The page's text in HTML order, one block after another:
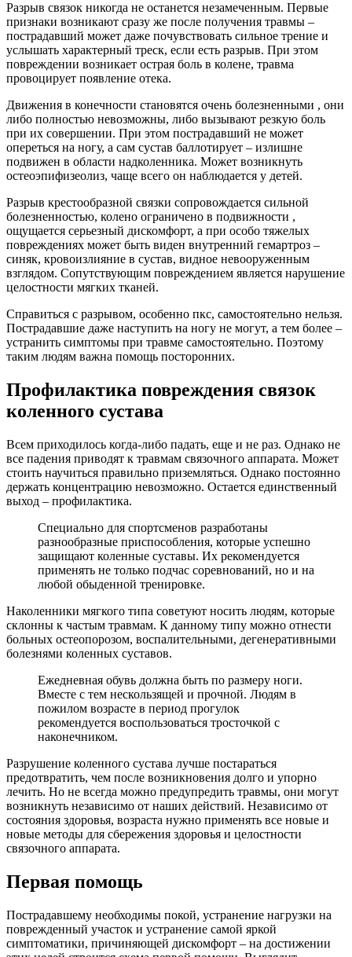
Разрыв связок никогда не останется незамеченным. Первые
признаки возникают сразу же после получения травмы –
пострадавший может даже почувствовать сильное трение и
услышать характерный треск, если есть разрыв. При этом
повреждении возникает острая боль в колене, травма
провоцирует появление отека.
Движения в конечности становятся очень болезненными , они
либо полностью невозможны, либо вызывают резкую боль
при их совершении. При этом пострадавший не может
опереться на ногу, а сам сустав баллотирует – излишне
подвижен в области надколенника. Может возникнуть
остеоэпифизеолиз, чаще всего он наблюдается у детей.
Разрыв крестообразной связки сопровождается сильной
болезненностью, колено ограничено в подвижности ,
ощущается серьезный дискомфорт, а при особо тяжелых
повреждениях может быть виден внутренний гемартроз –
синяк, кровоизлияние в сустав, видное невооруженным
взглядом. Сопутствующим повреждением является нарушение
целостности мягких тканей.
Справиться с разрывом, особенно пкс, самостоятельно нельзя.
Пострадавшие даже наступить на ногу не могут, а тем более –
устранить симптомы при травме самостоятельно. Поэтому
таким людям важна помощь посторонних.
Профилактика повреждения связок
коленного сустава
Всем приходилось когда-либо падать, еще и не раз. Однако не
все падения приводят к травмам связочного аппарата. Может
стоить научиться правильно приземляться. Однако постоянно
держать концентрацию невозможно. Остается единственный
выход – профилактика.
Специально для спортсменов разработаны
разнообразные приспособления, которые успешно
защищают коленные суставы. Их рекомендуется
применять не только подчас соревнований, но и на
любой обыденной тренировке.
Наколенники мягкого типа советуют носить людям, которые
склонны к частым травмам. К данному типу можно отнести
больных остеопорозом, воспалительными, дегенеративными
болезнями коленных суставов.
Ежедневная обувь должна быть по размеру ноги.
Вместе с тем нескользящей и прочной. Людям в
пожилом возрасте в период прогулок
рекомендуется воспользоваться тросточкой с
наконечником.
Разрушение коленного сустава лучше постараться
предотвратить, чем после возникновения долго и упорно
лечить. Но не всегда можно предупредить травмы, они могут
возникнуть независимо от наших действий. Независимо от
состояния здоровья, возраста нужно применять все новые и
новые методы для сбережения здоровья и целостности
связочного аппарата.
Первая помощь
Пострадавшему необходимы покой, устранение нагрузки на
поврежденный участок и устранение самой яркой
симптоматики, причиняющей дискомфорт – на достижении